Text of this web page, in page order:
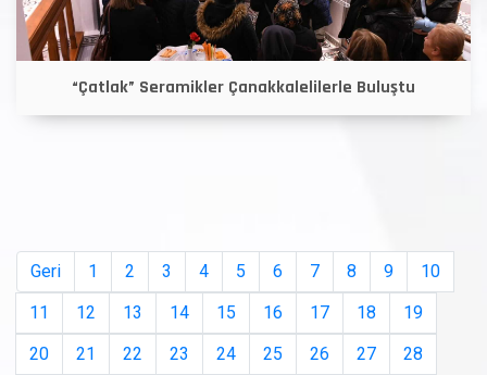
“Çatlak” Seramikler Çanakkalelilerle Buluştu
Geri 1 2 3 4 5 6 7 8 9
10
11
12 13 14 15 16 17 18
19
20
21 22 23 24 25 26 27
28